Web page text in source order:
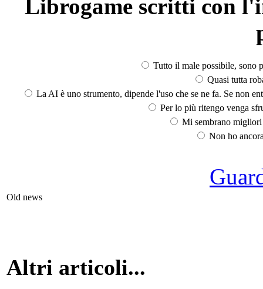
Librogame scritti con
Tutto il male possibile, sono
Quasi tutta
La AI è uno strumento, dipende l'uso che se ne fa. Se non
Per lo più ritengo venga
Mi sembrano
Non ho
Old news
Altri articoli...